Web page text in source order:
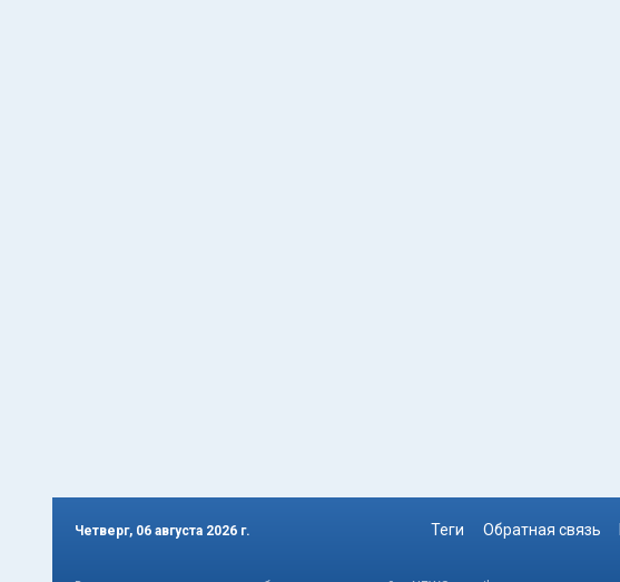
Четверг, 06 августа 2026 г. Теги Обратная связь